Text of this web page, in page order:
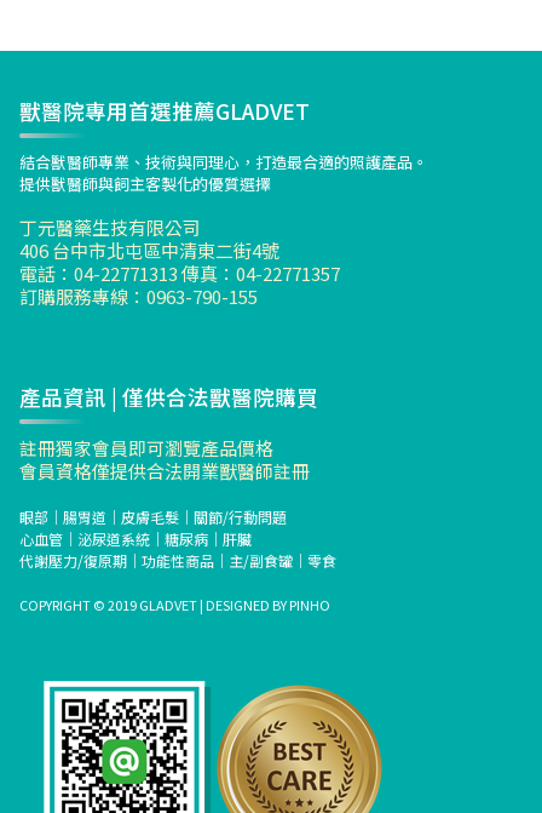
獸醫院專用首選推薦GLADVET
結合獸醫師專業、技術與同理心，打造最合適的照護產品。
提供獸醫師與飼主客製化的優質選擇
丁元醫藥生技有限公司
406 台中市北屯區中清東二街4號
電話：04-22771313 傳真：04-22771357
訂購服務專線：0963-790-155
產品資訊 | 僅供合法獸醫院購買
註冊獨家會員即可瀏覽產品價格
會員資格僅提供合法開業獸醫師註冊
眼部 ｜腸胃道 ｜ 皮膚毛髮 ｜關節/行動問題
心血管 ｜ 泌尿道系統 ｜糖尿病 ｜肝臟
代謝壓力/復原期 ｜功能性商品 ｜ 主/副食罐 ｜ 零食
COPYRIGHT © 2019 GLADVET | DESIGNED BYPINHO